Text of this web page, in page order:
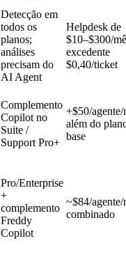
Detecção em
todos os
planos;
análises
precisam do
AI Agent
Helpdesk de
$10–$300/
excedente
$0,40/ticket
Complemento
Copilot no
Suite /
Support Pro+
+$50/agente/
além do
base
Pro/Enterprise
+
complemento
Freddy
Copilot
~$84/agente/
combinado